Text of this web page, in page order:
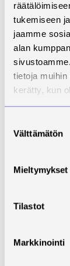
tukemiseen
jaamme
alan
tietoja muihin
kerätty, kun
valinta
Välttämätön
Mieltymykset
Tilastot
Markkinointi
voidaan
1.
vahvistavat
palautetta
virheistä
turvallisesti